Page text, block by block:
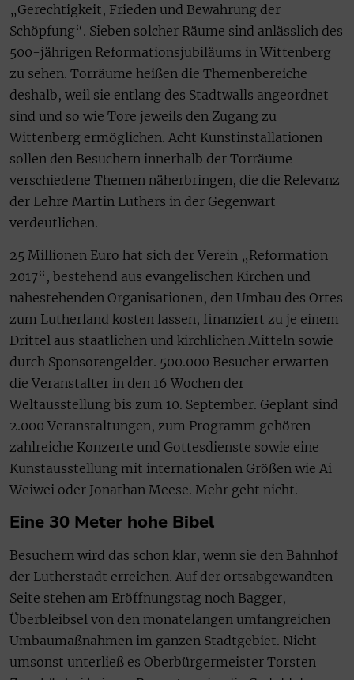
„Gerechtigkeit, Frieden und Bewahrung der
Schöpfung“. Sieben solcher Räume sind anlässlich des
500-jährigen Reformationsjubiläums in Wittenberg
zu sehen. Torräume heißen die Themenbereiche
deshalb, weil sie entlang des Stadtwalls angeordnet
sind und so wie Tore jeweils den Zugang zu
Wittenberg ermöglichen. Acht Kunstinstallationen
sollen den Besuchern innerhalb der Torräume
verschiedene Themen näherbringen, die die Relevanz
der Lehre Martin Luthers in der Gegenwart
verdeutlichen.
25 Millionen Euro hat sich der Verein „Reformation
2017“, bestehend aus evangelischen Kirchen und
nahestehenden Organisationen, den Umbau des Ortes
zum Lutherland kos­ten lassen, finanziert zu je einem
Drittel aus staatlichen und kirchlichen Mitteln sowie
durch Sponsorengelder. 500.000 Besucher erwarten
die Veranstalter in den 16 Wochen der
Weltausstellung bis zum 10. September. Geplant sind
2.000 Veranstaltungen, zum Programm gehören
zahlreiche Konzerte und Gottesdienste sowie eine
Kunstausstellung mit internationalen Größen wie Ai
Weiwei oder Jonathan Meese. Mehr geht nicht.
Eine 30 Meter hohe Bibel
Besuchern wird das schon klar, wenn sie den Bahnhof
der Lutherstadt erreichen. Auf der ortsabgewandten
Seite stehen am Eröffnungstag noch Bagger,
Überbleibsel von den monatelangen umfangreichen
Umbaumaßnahmen im ganzen Stadtgebiet. Nicht
umsonst unterließ es Oberbürgermeister Torsten